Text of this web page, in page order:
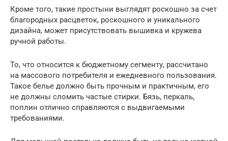
Кроме того, такие простыни выглядят роскошно за счет
благородных расцветок, роскошного и уникального
дизайна, может присутствовать вышивка и кружева
ручной работы.
То, что относится к бюджетному сегменту, рассчитано
на массового потребителя и ежедневного пользования.
Такое белье должно быть прочным и практичным, его
не должны сломить частые стирки. Бязь, перкаль,
поплин отлично справляются с выдвигаемыми
требованиями.